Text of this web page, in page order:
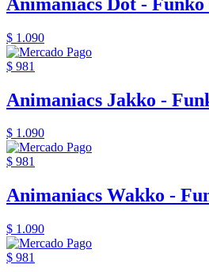
$ 1.090
$ 981
Animaniacs Jakko -
$ 1.090
$ 981
Animaniacs Wakko -
$ 1.090
$ 981